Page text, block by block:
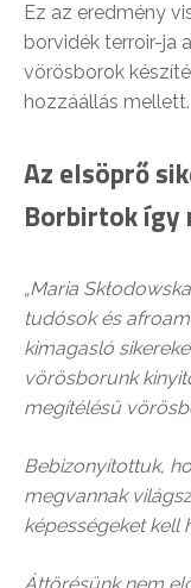
Ez az eredmény
borvidék terroir-ja
vörösborok
hozzáállás mellett.
Az elsöprő
Borbirtok így
„Maria
tudósok és
kimagasló
vörösborunk
megítélésű
Bebizonyítottuk,
megvannak
képességeket kell